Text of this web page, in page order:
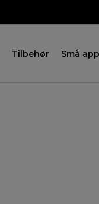
Tilbehør Små